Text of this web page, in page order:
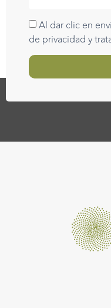
Al dar clic en
de privacidad y